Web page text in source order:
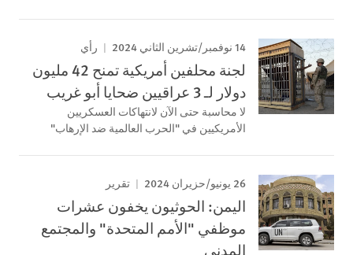
14 نوفمبر/تشرين الثاني 2024 رأي
لجنة محلفين أمريكية تمنح 42 مليون
دولار لـ 3 عراقيين ضحايا أبو غريب
لا محاسبة حتى الآن لانتهاكات العسكريين
الأمريكيين في "الحرب العالمية ضد الإرهاب"
26 يونيو/حزيران 2024 تقرير
اليمن: الحوثيون يخفون عشرات
موظفي "الأمم المتحدة" والمجتمع
المدني